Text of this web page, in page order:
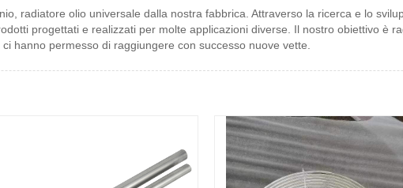
radiatore olio universale dalla nostra fabbrica. Attraverso la ricerca e lo
progettati e realizzati per molte applicazioni diverse. Il nostro obiettivo è
hanno permesso di raggiungere con successo nuove vette.